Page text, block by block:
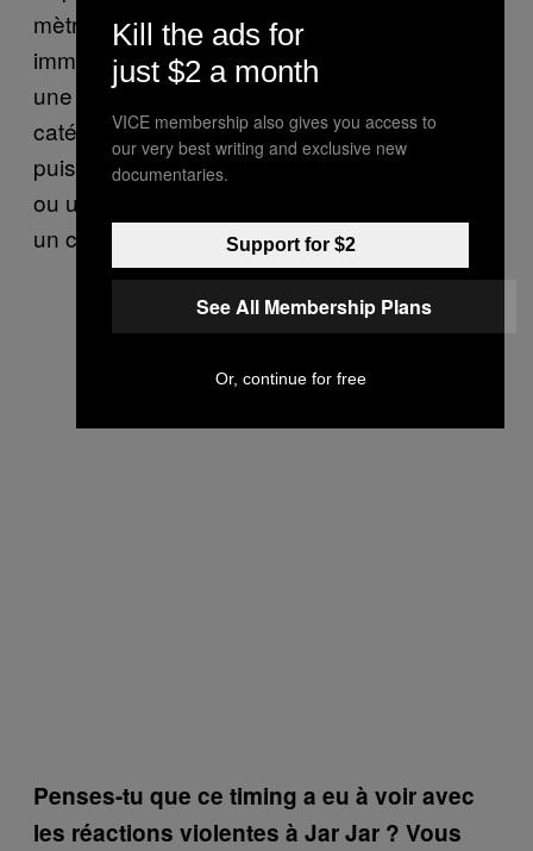
mètre, et il n’a pas naturellement ces
immenses yeux globuleux – donc oui, c’était
une collaboration. Si on doit rajouter une
catégorie aux Oscars, je ne pense pas qu’on
puisse avoir simplement une catégorie acteur
ou une catégorie technologie. Il faut trouver
un compromis entre les deux.
Penses-tu que ce timing a eu à voir avec
les réactions violentes à Jar Jar ? Vous
Kill the ads for
just $2 a month
VICE membership also gives you access to
our very best writing and exclusive new
documentaries.
Support for $2
See All Membership Plans
Or, continue for free